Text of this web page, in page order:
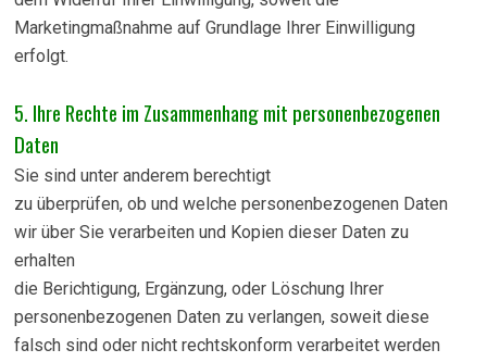
Marketingmaßnahme auf Grundlage Ihrer Einwilligung
erfolgt.
5. Ihre Rechte im Zusammenhang mit personenbezogenen
Daten
Sie sind unter anderem berechtigt
zu überprüfen, ob und welche personenbezogenen Daten
wir über Sie verarbeiten und Kopien dieser Daten zu
erhalten
die Berichtigung, Ergänzung, oder Löschung Ihrer
personenbezogenen Daten zu verlangen, soweit diese
falsch sind oder nicht rechtskonform verarbeitet werden